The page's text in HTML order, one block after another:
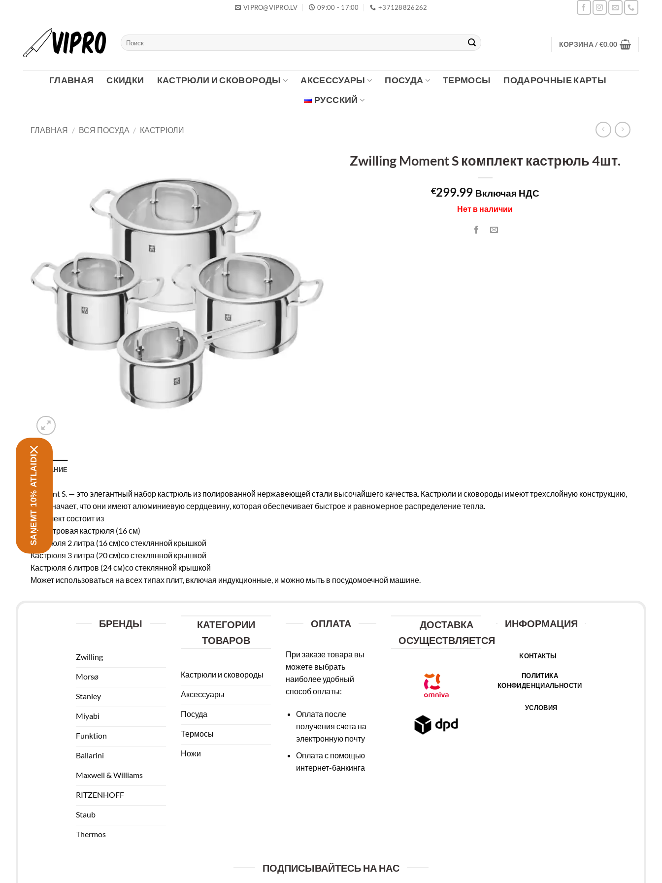
VIPRO@VIPRO.LV 09:00 - 17:00 +37128826262
Искать:
КОРЗИНА /€0.00
ГЛАВНАЯ СКИДКИ КАСТРЮЛИ И СКОВОРОДЫ АКСЕССУАРЫ ПОСУДА ТЕРМОСЫ
ПОДАРОЧНЫЕ КАРТЫ
РУССКИЙ
ГЛАВНАЯ / ВСЯ ПОСУДА / КАСТРЮЛИ
Zwilling Moment S комплект кастрюль 4шт.
€299.99 Включая НДС
Нет в наличии
ОПИСАНИЕ
Moment S. — это элегантный набор кастрюль из полированной нержавеющей стали высочайшего качества. Кастрюли и сковороды имеют трехслойную конструкцию,
что означает, что они имеют алюминиевую сердцевину, которая обеспечивает быстрое и равномерное распределение тепла.
Комплект состоит из
1,5-литровая кастрюля (16 см)
Кастрюля 2 литра (16 см)со стеклянной крышкой
Кастрюля 3 литра (20 см)со стеклянной крышкой
Кастрюля 6 литров (24 см)со стеклянной крышкой
Может использоваться на всех типах плит, включая индукционные, и можно мыть в посудомоечной машине.
БРЕНДЫ
Zwilling
Morsø
Stanley
Miyabi
Funktion
Ballarini
Maxwell & Williams
RITZENHOFF
Staub
Thermos
КАТЕГОРИИ
ТОВАРОВ
Кастрюли и сковороды
Аксессуары
Посуда
Термосы
Ножи
ОПЛАТА
При заказе товара вы
можете выбрать
наиболее удобный
способ оплаты:
Оплата после
получения счета на
электронную почту
Оплата с помощью
интернет-банкинга
ДОСТАВКА
ОСУЩЕСТВЛЯЕТСЯ
ИНФОРМАЦИЯ
KОНТАКТЫ
ПОЛИТИКА
КОНФИДЕНЦИАЛЬНОСТИ
УСЛОВИЯ
ПОДПИСЫВАЙТЕСЬ НА НАС
SAŅEMT 10% ATLAIDI